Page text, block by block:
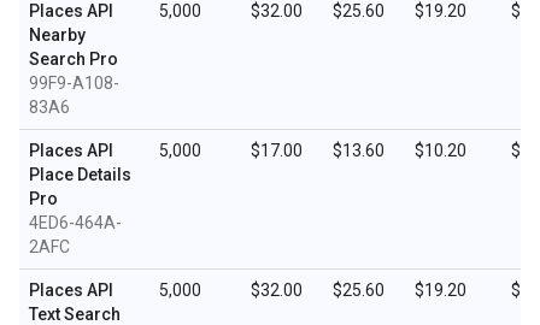
Places API
Nearby
Search Pro
99F9-A108-
83A6
5,000 $32.00 $25.60 $19.20
Places API
Place Details
Pro
4ED6-464A-
2AFC
5,000 $17.00 $13.60 $10.20
Places API
Text Search
5,000 $32.00 $25.60 $19.20